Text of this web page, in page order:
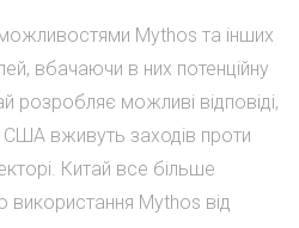
Mythos та інших
вбачаючи в них потенційну
розробляє можливі відповіді,
вживуть заходів проти
Китай все більше
Mythos від